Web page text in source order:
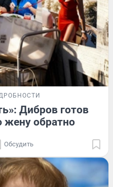
Дибров готов
обратно
Обсудить